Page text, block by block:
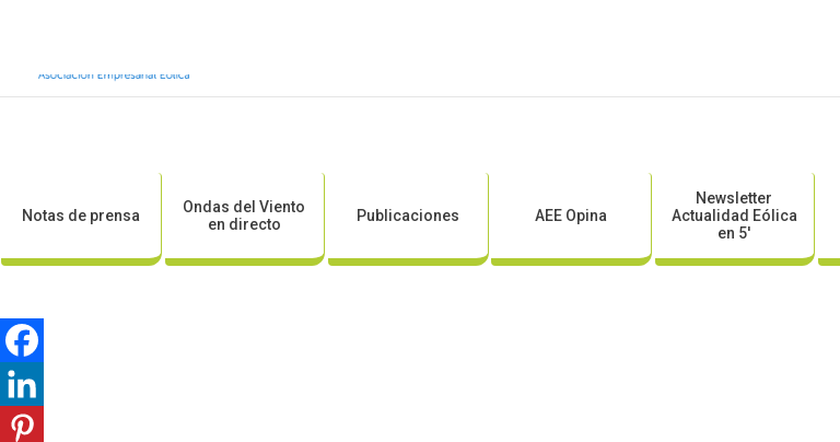
Notas de prensa
Ondas del Viento
en directo
Publicaciones AEE Opina
Newsletter
Actualidad Eólica
en 5′